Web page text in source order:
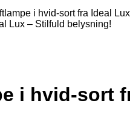
i hvid-sort fra Ideal
Lux – Stilfuld belysning!
i hvid-sort